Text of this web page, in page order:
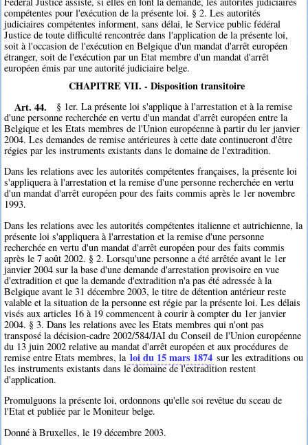
compétentes pour l'exécution de la présente loi. § 2. Les autorités
judiciaires compétentes informent, sans délai, le Service public fédéral
Justice de toute difficulté rencontrée dans l'application de la présente loi,
soit à l'occasion de l'exécution en Belgique d'un mandat d'arrêt européen
étranger, soit de l'exécution par un Etat membre d'un mandat d'arrêt
européen émis par une autorité judiciaire belge.
CHAPITRE VII. - Disposition transitoire
Art. 44.
§ 1er. La présente loi s'applique à l'arrestation et à la remise
d'une personne recherchée en vertu d'un mandat d'arrêt européen entre la
Belgique et les Etats membres de l'Union européenne à partir du ler janvier
2004. Les demandes de remise antérieures à cette date continueront d'être
régies par les instruments existants dans le domaine de l'extradition.
Dans les relations avec les autorités compétentes françaises, la présente loi
s'appliquera à l'arrestation et la remise d'une personne recherchée en vertu
d'un mandat d'arrêt européen pour des faits commis après le 1er novembre
1993.
Dans les relations avec les autorités compétentes italienne et autrichienne, la
présente loi s'appliquera à l'arrestation et la remise d'une personne
recherchée en vertu d'un mandat d'arrêt européen pour des faits commis
après le 7 août 2002. § 2. Lorsqu'une personne a été arrêtée avant le 1er
janvier 2004 sur la base d'une demande d'arrestation provisoire en vue
d'extradition et que la demande d'extradition n'a pas été adressée à la
Belgique avant le 31 décembre 2003, le titre de détention antérieur reste
valable et la situation de la personne est régie par la présente loi. Les délais
visés aux articles 16 à 19 commencent à courir à compter du 1er janvier
2004. § 3. Dans les relations avec les Etats membres qui n'ont pas
transposé la décision-cadre 2002/584/JAI du Conseil de l'Union européenne
du 13 juin 2002 relative au mandat d'arrêt européen et aux procédures de
remise entre Etats membres, la loi du 15 mars 1874 sur les extraditions ou
les instruments existants dans le domaine de l'extradition restent
d'application.
Promulguons la présente loi, ordonnons qu'elle soi revêtue du sceau de
l'Etat et publiée par le Moniteur belge.
Donné à Bruxelles, le 19 décembre 2003.